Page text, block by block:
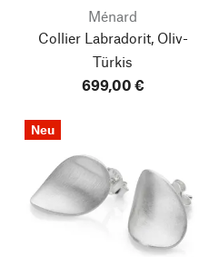
Ménard
Collier Labradorit, Oliv-
Türkis
699,00 €
Neu